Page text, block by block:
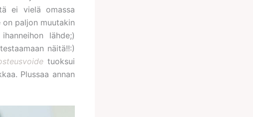
ei vielä omassa
paljon muutakin
lähde;)
näitä!!:)
tuoksui
Plussaa annan